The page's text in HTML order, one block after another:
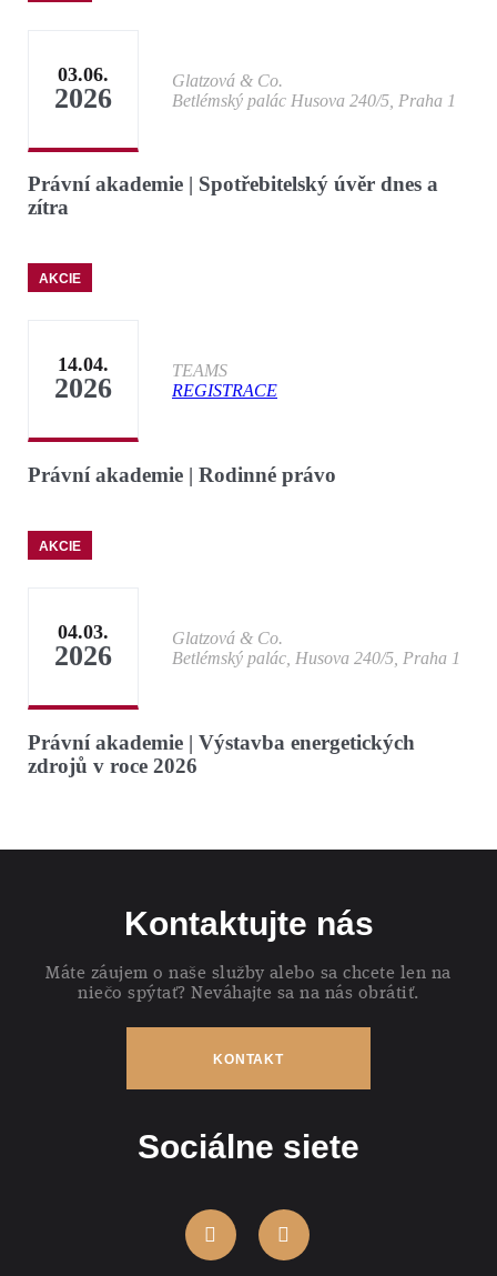
03.06.
2026
Glatzová & Co.
Betlémský palác Husova 240/5, Praha 1
Právní akademie | Spotřebitelský úvěr dnes a
zítra
AKCIE
14.04.
2026
TEAMS
REGISTRACE
Právní akademie | Rodinné právo
AKCIE
04.03.
2026
Glatzová & Co.
Betlémský palác, Husova 240/5, Praha 1
Právní akademie | Výstavba energetických
zdrojů v roce 2026
Kontaktujte nás
Máte záujem o naše služby alebo sa chcete len na
niečo spýtať? Neváhajte sa na nás obrátiť.
KONTAKT
Sociálne siete